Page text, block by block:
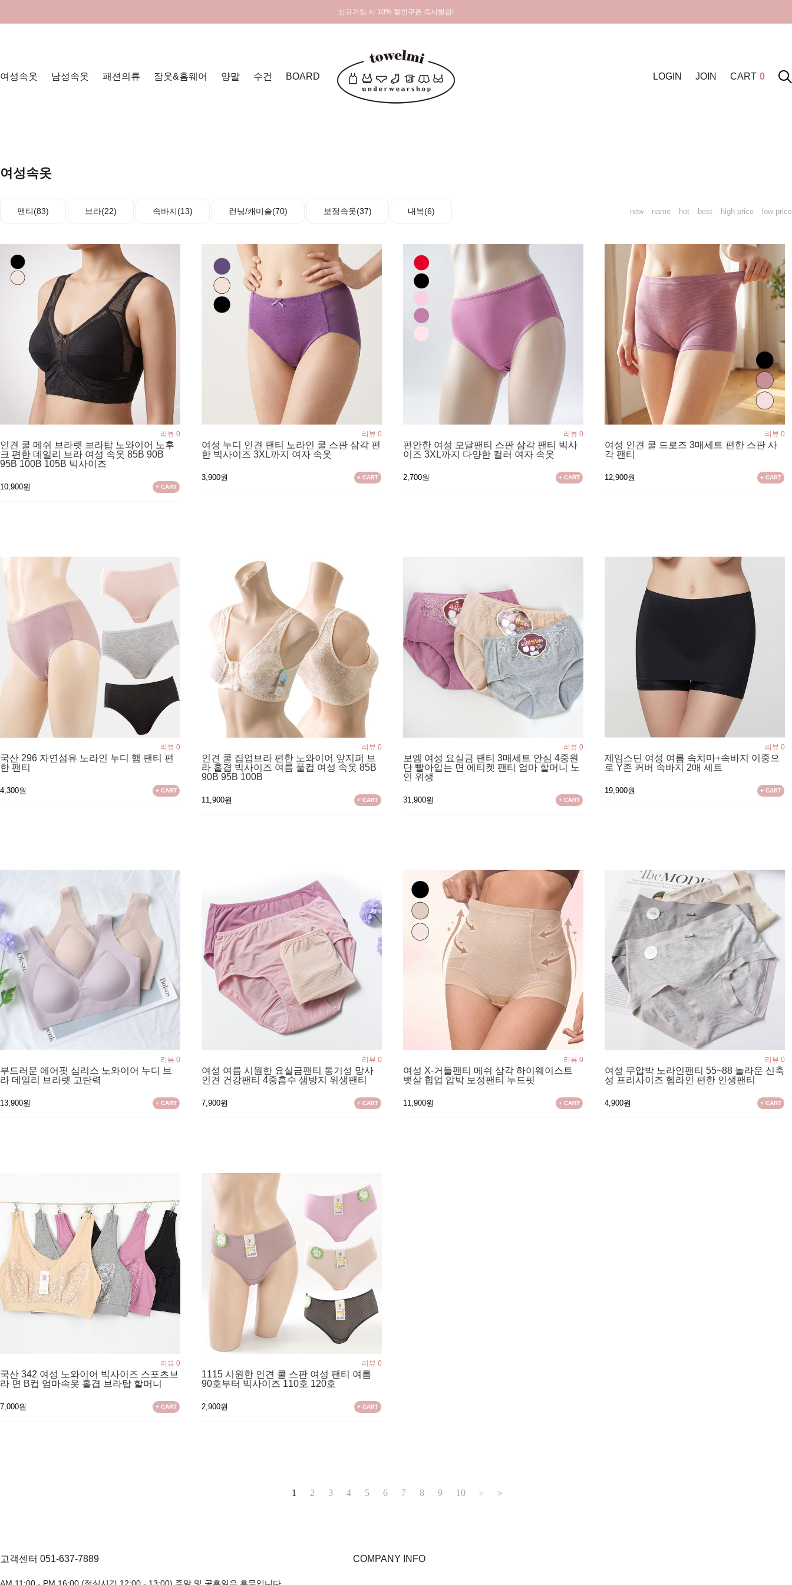
신규가입 시 10% 할인쿠폰 즉시발급!
여성속옷 남성속옷 패션의류 잠옷&홈웨어 양말 수건 BOARD LOGIN JOIN CART 0
여성속옷
팬티(83) 브라(22) 속바지(13) 런닝/캐미솔(70) 보정속옷(37) 내복(6) new name hot best high price low price
리뷰 0
인견 쿨 메쉬 브라렛 브라탑 노와이어 노후
크 편한 데일리 브라 여성 속옷 85B 90B
95B 100B 105B 빅사이즈
10,900원 + CART
리뷰 0
여성 누디 인견 팬티 노라인 쿨 스판 삼각 편
한 빅사이즈 3XL까지 여자 속옷
3,900원 + CART
리뷰 0
편안한 여성 모달팬티 스판 삼각 팬티 빅사
이즈 3XL까지 다양한 컬러 여자 속옷
2,700원 + CART
리뷰 0
여성 인견 쿨 드로즈 3매세트 편한 스판 사
각 팬티
12,900원 + CART
리뷰 0
국산 296 자연섬유 노라인 누디 햄 팬티 편
한 팬티
4,300원 + CART
리뷰 0
인견 쿨 집업브라 편한 노와이어 앞지퍼 브
라 홑겹 빅사이즈 여름 풀컵 여성 속옷 85B
90B 95B 100B
11,900원 + CART
리뷰 0
보엠 여성 요실금 팬티 3매세트 안심 4중원
단 빨아입는 면 에티켓 팬티 엄마 할머니 노
인 위생
31,900원 + CART
리뷰 0
제임스딘 여성 여름 속치마+속바지 이중으
로 Y존 커버 속바지 2매 세트
19,900원 + CART
리뷰 0
부드러운 에어핏 심리스 노와이어 누디 브
라 데일리 브라렛 고탄력
13,900원 + CART
리뷰 0
여성 여름 시원한 요실금팬티 통기성 망사
인견 건강팬티 4중흡수 샘방지 위생팬티
7,900원 + CART
리뷰 0
여성 X-거들팬티 메쉬 삼각 하이웨이스트
뱃살 힙업 압박 보정팬티 누드핏
11,900원 + CART
리뷰 0
여성 무압박 노라인팬티 55~88 놀라운 신축
성 프리사이즈 헴라인 편한 인생팬티
4,900원 + CART
리뷰 0
국산 342 여성 노와이어 빅사이즈 스포츠브
라 면 B컵 엄마속옷 홑겹 브라탑 할머니
7,000원 + CART
리뷰 0
1115 시원한 인견 쿨 스판 여성 팬티 여름
90호부터 빅사이즈 110호 120호
2,900원 + CART
1 2 3 4 5 6 7 8 9 10 > >>
고객센터 051-637-7889
AM 11:00 - PM 16:00 (점심시간 12:00 - 13:00) 주말 및 공휴일은 휴무입니다.
COMPANY INFO